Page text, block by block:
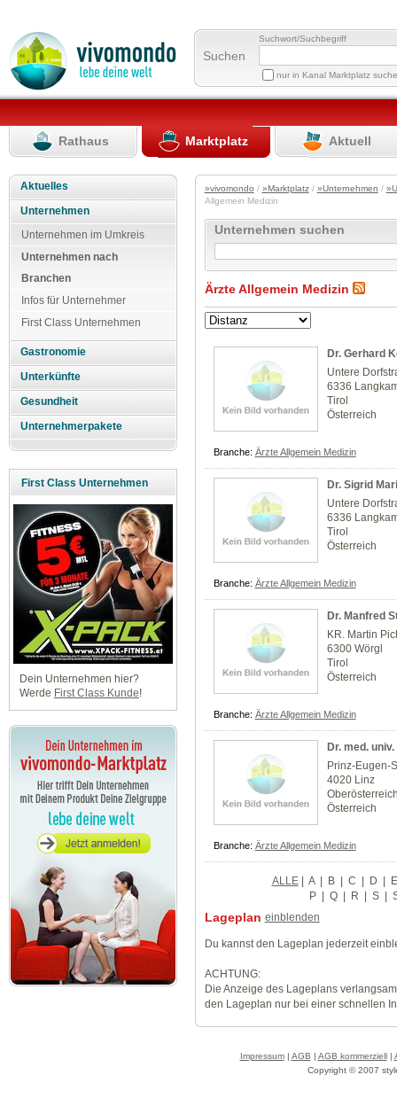
Suchen
Suchwort/Suchbegriff
nur in Kanal Marktplatz
Rathaus Marktplatz Aktuell
Aktuelles
Unternehmen
Unternehmen im Umkreis
Unternehmen nach
Branchen
Infos für Unternehmer
First Class Unternehmen
Gastronomie
Unterkünfte
Gesundheit
Unternehmerpakete
First Class Unternehmen
Dein Unternehmen hier?
Werde First Class Kunde!
»vivomondo / »Marktplatz/ »Unternehmen /
Allgemein Medizin
Unternehmen suchen
Ärzte Allgemein Medizin
Dr. Gerhard
Untere
6336
Tirol
Österreich
Branche: Ärzte Allgemein Medizin
Dr. Sigrid
Untere
6336
Tirol
Österreich
Branche: Ärzte Allgemein Medizin
Dr. Manfred
KR. Martin
6300 Wörgl
Tirol
Österreich
Branche: Ärzte Allgemein Medizin
Dr. med.
Prinz-Eugen-
4020 Linz
Österreich
Branche: Ärzte Allgemein Medizin
ALLE| A | B | C | D |
P | Q | R | S |
Lageplan einblenden
Du kannst den Lageplan jederzeit
ACHTUNG:
Die Anzeige des Lageplans
den Lageplan nur bei einer schnellen
Impressum| AGB | AGB kommerziell|
Copyright © 2007